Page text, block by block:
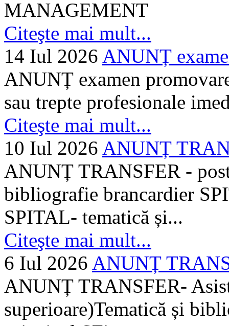
MANAGEMENT
Citeşte mai mult...
14 Iul 2026 ANUNȚ
ANUNȚ examen
sau trepte profesionale
Citeşte mai mult...
10 Iul 2026 ANUNȚ
ANUNȚ TRANSFER -
bibliografie brancardier
SPITAL- tematică și...
Citeşte mai mult...
6 Iul 2026 ANUNȚ
ANUNȚ TRANSFER-
superioare)Tematică și